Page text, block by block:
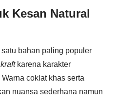
Kesan Natural
bahan paling populer
karena karakter
coklat khas serta
nuansa sederhana namun